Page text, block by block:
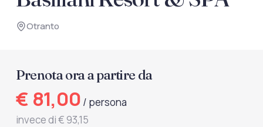
documenti di viaggio.
Otranto
Prenota ora a partire da
€ 81,00 / persona
invece di € 93,15